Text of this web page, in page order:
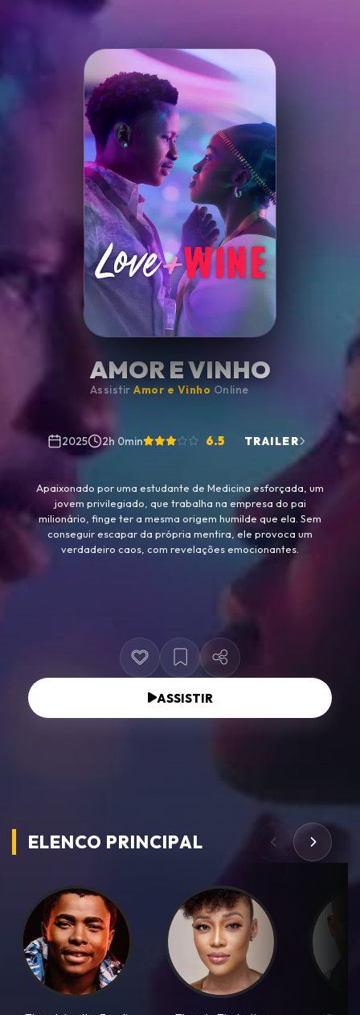
Minha Lista
Pesquisar
AMOR E VINHO
Assistir Amor e Vinho Online
2025 2h 0min 6.5 TRAILER
Apaixonado por uma estudante de Medicina esforçada, um
jovem privilegiado, que trabalha na empresa do pai
milionário, finge ter a mesma origem humilde que ela. Sem
conseguir escapar da própria mentira, ele provoca um
verdadeiro caos, com revelações emocionantes.
ASSISTIR
ELENCO PRINCIPAL